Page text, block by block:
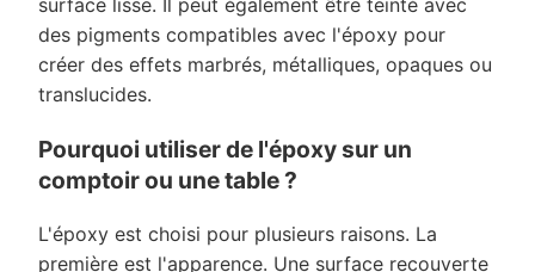
des pigments compatibles avec l'époxy pour
créer des effets marbrés, métalliques, opaques ou
translucides.
Pourquoi utiliser de l'époxy sur un
comptoir ou une table ?
L'époxy est choisi pour plusieurs raisons. La
première est l'apparence. Une surface recouverte